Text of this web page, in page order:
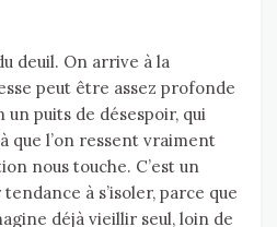
deuil. On arrive à la
peut être assez profonde
puits de désespoir, qui
que l’on ressent vraiment
nous touche. C’est un
à s’isoler, parce que
déjà vieillir seul, loin de